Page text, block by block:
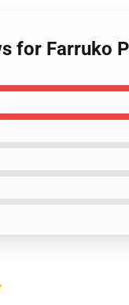
for Farruko